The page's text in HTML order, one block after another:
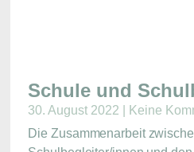
Schule und
30. August 2022
Keine
Die Zusammenarbeit